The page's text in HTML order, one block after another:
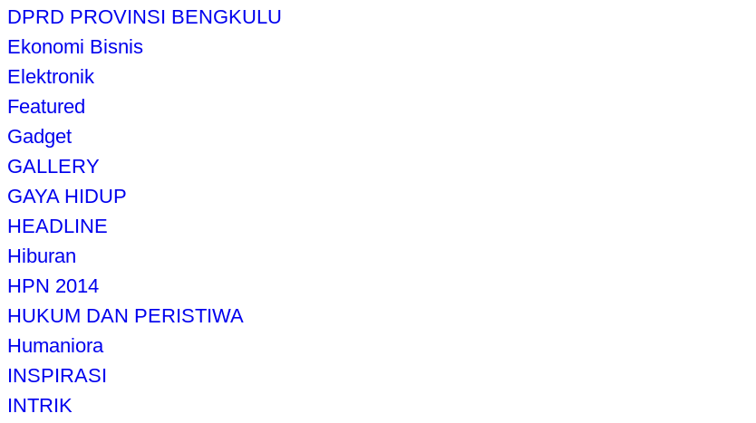
DPRD PROVINSI BENGKULU
Ekonomi Bisnis
Elektronik
Featured
Gadget
GALLERY
GAYA HIDUP
HEADLINE
Hiburan
HPN 2014
HUKUM DAN PERISTIWA
Humaniora
INSPIRASI
INTRIK